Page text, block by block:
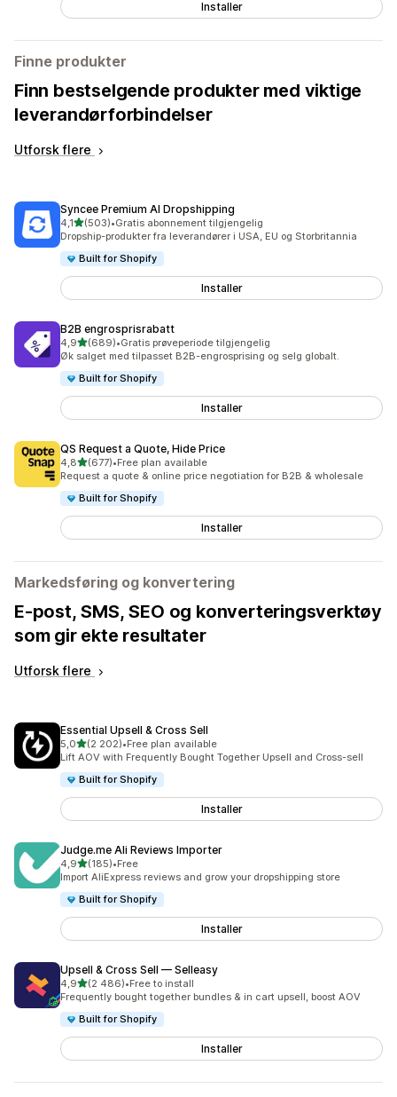
Installer
Finne produkter
Finn bestselgende produkter med viktige
leverandørforbindelser
Utforsk flere
Syncee Premium AI Dropshipping
4,1av 5 stjerner
(503)
Totalt 503 omtaler
•Gratis abonnement tilgjengelig
Dropship-produkter fra leverandører i USA, EU og Storbritannia
Built for Shopify
Installer
B2B engrosprisrabatt
4,9av 5 stjerner
(689)
Totalt 689 omtaler
•Gratis prøveperiode tilgjengelig
Øk salget med tilpasset B2B-engrosprising og selg globalt.
Built for Shopify
Installer
QS Request a Quote, Hide Price
4,8av 5 stjerner
(677)
Totalt 677 omtaler
•Free plan available
Request a quote & online price negotiation for B2B & wholesale
Built for Shopify
Installer
Markedsføring og konvertering
E-post, SMS, SEO og konverteringsverktøy
som gir ekte resultater
Utforsk flere
Essential Upsell & Cross Sell
5,0av 5 stjerner
(2 202)
Totalt 2202 omtaler
•Free plan available
Lift AOV with Frequently Bought Together Upsell and Cross-sell
Built for Shopify
Installer
Judge.me Ali Reviews Importer
4,9av 5 stjerner
(185)
Totalt 185 omtaler
•Free
Import AliExpress reviews and grow your dropshipping store
Built for Shopify
Installer
Upsell & Cross Sell — Selleasy
4,9av 5 stjerner
(2 486)
Totalt 2486 omtaler
•Free to install
Frequently bought together bundles & in cart upsell, boost AOV
Built for Shopify
Installer